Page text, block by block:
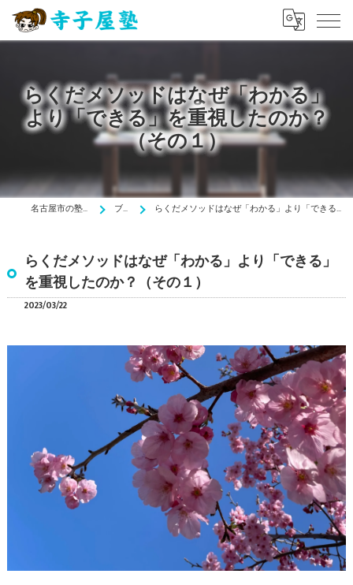
らくだメソッドはなぜ「わかる」
より「できる」を重視したのか？
（その１）
名古屋市の塾は寺子屋塾 ブログ らくだメソッドはなぜ「わかる」より「できる」を重視したのか？（その１）
らくだメソッドはなぜ「わかる」より「できる」
を重視したのか？（その１）
2023/03/22